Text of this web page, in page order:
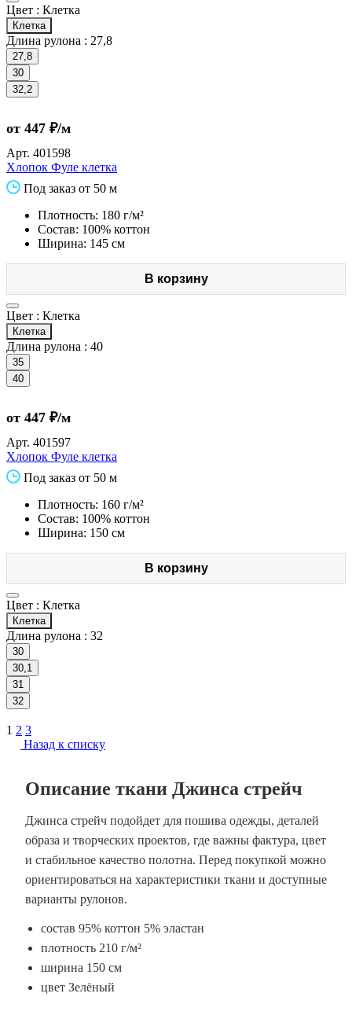
Цвет : Клетка
Клетка
Длина рулона : 27,8
27,8
30
32,2
от 447 ₽/м
Арт. 401598
Хлопок Фуле клетка
Под заказ от 50 м
Плотность: 180 г/м²
Состав: 100% коттон
Ширина: 145 см
В корзину
Цвет : Клетка
Клетка
Длина рулона : 40
35
40
от 447 ₽/м
Арт. 401597
Хлопок Фуле клетка
Под заказ от 50 м
Плотность: 160 г/м²
Состав: 100% коттон
Ширина: 150 см
В корзину
Цвет : Клетка
Клетка
Длина рулона : 32
30
30,1
31
32
1 2 3
Назад к списку
Описание ткани Джинса стрейч
Джинса стрейч подойдет для пошива одежды, деталей
образа и творческих проектов, где важны фактура, цвет
и стабильное качество полотна. Перед покупкой можно
ориентироваться на характеристики ткани и доступные
варианты рулонов.
состав 95% коттон 5% эластан
плотность 210 г/м²
ширина 150 см
цвет Зелёный